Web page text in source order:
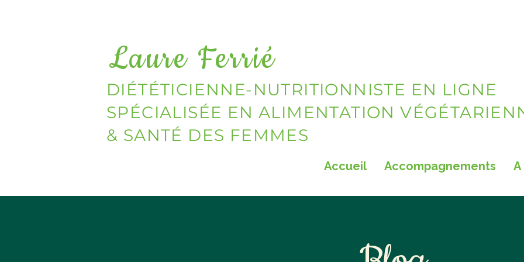
Laure Ferrié
DIÉTÉTICIENNE-NUTRITIONNISTE EN LIGNE
SPÉCIALISÉE EN ALIMENTATION
& SANTÉ DES FEMMES
Accueil Accompagnements